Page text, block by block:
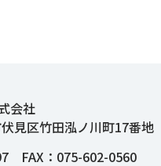
会社
見区竹田泓ノ川町17番地
FAX：075-602-0560